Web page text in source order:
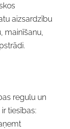
aizsardzību
mainīšanu,
regulu un
tiesības: